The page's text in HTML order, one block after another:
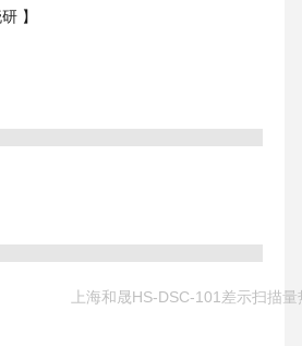
】
上海和晟HS-DSC-101差示扫描量